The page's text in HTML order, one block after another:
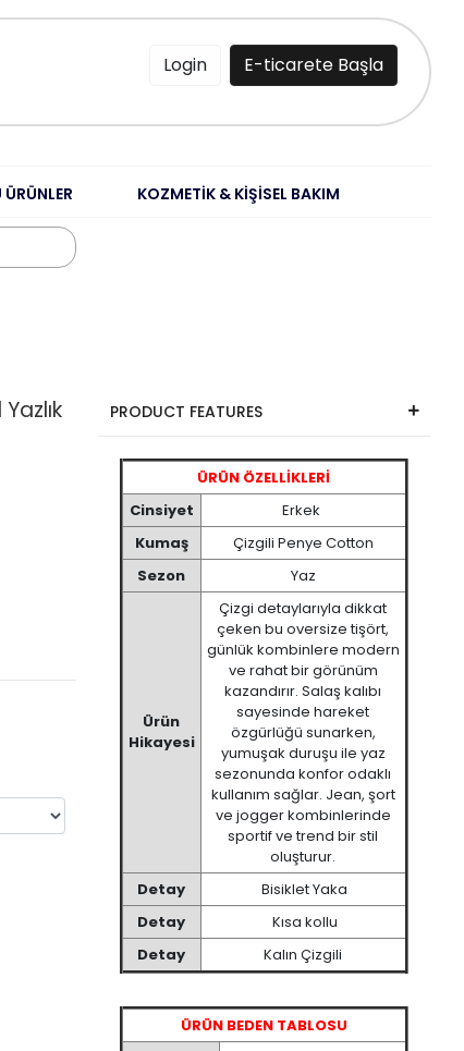
Login E-ticarete Başla
KOZMETİK & KİŞİSEL BAKIM
PRODUCT FEATURES
ÜRÜN ÖZELLİKLERİ
Cinsiyet
Erkek
Kumaş
Çizgili Penye Cotton
Sezon
Yaz
Ürün
Hikayesi
Çizgi detaylarıyla dikkat
çeken bu oversize tişört,
günlük kombinlere modern
ve rahat bir görünüm
kazandırır. Salaş kalıbı
sayesinde hareket
özgürlüğü sunarken,
yumuşak duruşu ile yaz
sezonunda konfor odaklı
kullanım sağlar. Jean, şort
ve jogger kombinlerinde
sportif ve trend bir stil
oluşturur.
Detay
Bisiklet Yaka
Detay
Kısa kollu
Detay
Kalın Çizgili
ÜRÜN BEDEN TABLOSU